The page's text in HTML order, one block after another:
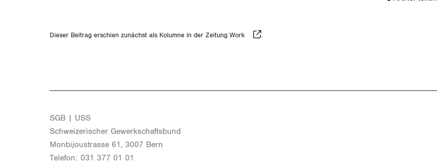
Dieser Beitrag erschien zunächst als Kolumne in der Zeitung Work .
SGB | USS
Schwei­ze­ri­scher Ge­werk­schafts­bund
Mon­bi­joustras­se 61, 3007 Bern
Te­le­fon: 031 377 01 01